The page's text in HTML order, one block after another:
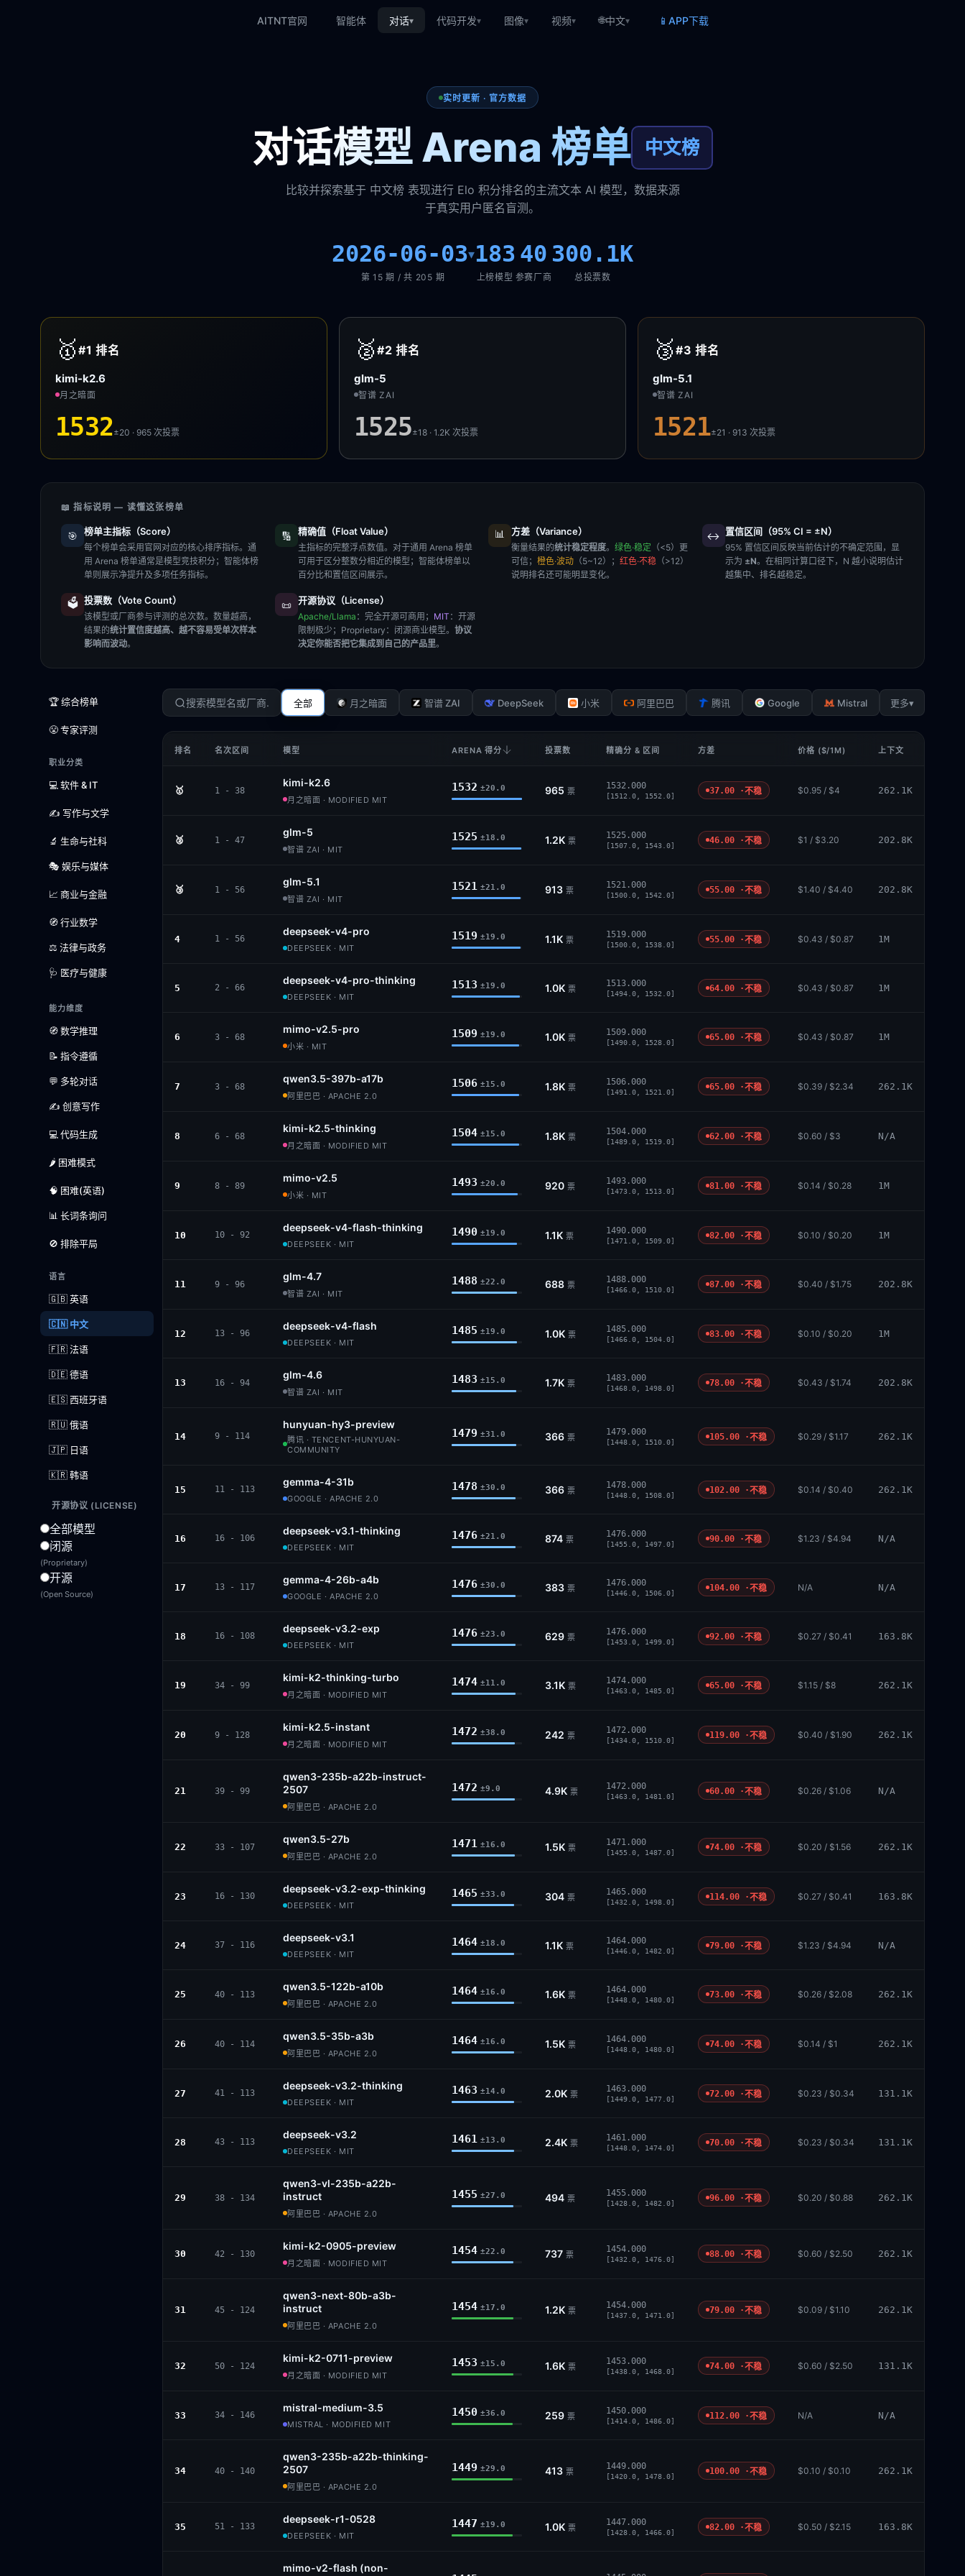
AITNT官网 智能体 对话▾ 代码开发▾ 图像▾ 视频▾ 🌐中文▾ 📱 APP下载
实时更新 · 官方数据
对话模型 Arena 榜单 中文榜
比较并探索基于 中文榜 表现进行 Elo 积分排名的主流文本 AI 模型，数据来源
于真实用户匿名盲测。
2026-06-03▾
第 15 期 / 共 205 期
183
上榜模型
40
参赛厂商
300.1K
总投票数
🥇 #1排名
kimi-k2.6
月之暗面
1532±20 · 965次投票
🥈 #2排名
glm-5
智谱 ZAI
1525±18 · 1.2K次投票
🥉 #3排名
glm-5.1
智谱 ZAI
1521±21 · 913次投票
📖 指标说明 — 读懂这张榜单
🎯 榜单主指标（Score）
每个榜单会采用官网对应的核心排序指标。通
用 Arena 榜单通常是模型竞技积分；智能体榜
单则展示净提升及多项任务指标。
🔢 精确值（Float Value）
主指标的完整浮点数值。对于通用 Arena 榜单
可用于区分整数分相近的模型；智能体榜单以
百分比和置信区间展示。
📊 方差（Variance）
衡量结果的统计稳定程度。 绿色·稳定 （<5）更
可信； 橙色·波动 （5~12）； 红色·不稳 （>12）
说明排名还可能明显变化。
↔️ 置信区间（95% CI = ±N）
95% 置信区间反映当前估计的不确定范围，显
示为 ±N。在相同计算口径下，N 越小说明估计
越集中、排名越稳定。
🗳️ 投票数（Vote Count）
该模型或厂商参与评测的总次数。数量越高，
结果的统计置信度越高、越不容易受单次样本
影响而波动。
📜 开源协议（License）
Apache/Llama ：完全开源可商用； MIT ：开源
限制极少； Proprietary ：闭源商业模型。 协议
决定你能否把它集成到自己的产品里。
🏆 综合榜单
😤 专家评测
职业分类
💻 软件 & IT
✍️ 写作与文学
🔬 生命与社科
🎭 娱乐与媒体
📈 商业与金融
🧭 行业数学
⚖️ 法律与政务
🩺 医疗与健康
能力维度
🧭 数学推理
📝 指令遵循
💬 多轮对话
✍️ 创意写作
💻 代码生成
🌶️ 困难模式
🧠 困难(英语)
📊 长词条询问
🚫 排除平局
语言
🇬🇧 英语
🇨🇳 中文
🇫🇷 法语
🇩🇪 德语
🇪🇸 西班牙语
🇷🇺 俄语
🇯🇵 日语
🇰🇷 韩语
开源协议 (LICENSE)
全部模型
闭源
(Proprietary)
开源
(Open Source)
全部 月之暗面 智谱 ZAI DeepSeek 小米 阿里巴巴 腾讯 Google Mistral 更多▾
排名 名次区间 模型 ARENA 得分 投票数 精确分 & 区间 方差 价格 ($/1M) 上下文
🥇 1 - 38
kimi-k2.6
月之暗面 · MODIFIED MIT
1532 ±20.0 965 票
1532.000
[1512.0, 1552.0]
37.00 ·不稳 $0.95 / $4 262.1K
🥈 1 - 47
glm-5
智谱 ZAI · MIT
1525 ±18.0 1.2K 票
1525.000
[1507.0, 1543.0]
46.00 ·不稳 $1 / $3.20 202.8K
🥉 1 - 56
glm-5.1
智谱 ZAI · MIT
1521 ±21.0 913 票
1521.000
[1500.0, 1542.0]
55.00 ·不稳 $1.40 / $4.40 202.8K
4 1 - 56
deepseek-v4-pro
DEEPSEEK · MIT
1519 ±19.0 1.1K 票
1519.000
[1500.0, 1538.0]
55.00 ·不稳 $0.43 / $0.87 1M
5 2 - 66
deepseek-v4-pro-thinking
DEEPSEEK · MIT
1513 ±19.0 1.0K 票
1513.000
[1494.0, 1532.0]
64.00 ·不稳 $0.43 / $0.87 1M
6 3 - 68
mimo-v2.5-pro
小米 · MIT
1509 ±19.0 1.0K 票
1509.000
[1490.0, 1528.0]
65.00 ·不稳 $0.43 / $0.87 1M
7 3 - 68
qwen3.5-397b-a17b
阿里巴巴 · APACHE 2.0
1506 ±15.0 1.8K 票
1506.000
[1491.0, 1521.0]
65.00 ·不稳 $0.39 / $2.34 262.1K
8 6 - 68
kimi-k2.5-thinking
月之暗面 · MODIFIED MIT
1504 ±15.0 1.8K 票
1504.000
[1489.0, 1519.0]
62.00 ·不稳 $0.60 / $3 N/A
9 8 - 89
mimo-v2.5
小米 · MIT
1493 ±20.0 920 票
1493.000
[1473.0, 1513.0]
81.00 ·不稳 $0.14 / $0.28 1M
10 10 - 92
deepseek-v4-flash-thinking
DEEPSEEK · MIT
1490 ±19.0 1.1K 票
1490.000
[1471.0, 1509.0]
82.00 ·不稳 $0.10 / $0.20 1M
11 9 - 96
glm-4.7
智谱 ZAI · MIT
1488 ±22.0 688 票
1488.000
[1466.0, 1510.0]
87.00 ·不稳 $0.40 / $1.75 202.8K
12 13 - 96
deepseek-v4-flash
DEEPSEEK · MIT
1485 ±19.0 1.0K 票
1485.000
[1466.0, 1504.0]
83.00 ·不稳 $0.10 / $0.20 1M
13 16 - 94
glm-4.6
智谱 ZAI · MIT
1483 ±15.0 1.7K 票
1483.000
[1468.0, 1498.0]
78.00 ·不稳 $0.43 / $1.74 202.8K
14 9 - 114
hunyuan-hy3-preview
腾讯 · TENCENT-HUNYUAN-
COMMUNITY
1479 ±31.0 366 票
1479.000
[1448.0, 1510.0]
105.00 ·不稳 $0.29 / $1.17 262.1K
15 11 - 113
gemma-4-31b
GOOGLE · APACHE 2.0
1478 ±30.0 366 票
1478.000
[1448.0, 1508.0]
102.00 ·不稳 $0.14 / $0.40 262.1K
16 16 - 106
deepseek-v3.1-thinking
DEEPSEEK · MIT
1476 ±21.0 874 票
1476.000
[1455.0, 1497.0]
90.00 ·不稳 $1.23 / $4.94 N/A
17 13 - 117
gemma-4-26b-a4b
GOOGLE · APACHE 2.0
1476 ±30.0 383 票
1476.000
[1446.0, 1506.0]
104.00 ·不稳 N/A N/A
18 16 - 108
deepseek-v3.2-exp
DEEPSEEK · MIT
1476 ±23.0 629 票
1476.000
[1453.0, 1499.0]
92.00 ·不稳 $0.27 / $0.41 163.8K
19 34 - 99
kimi-k2-thinking-turbo
月之暗面 · MODIFIED MIT
1474 ±11.0 3.1K 票
1474.000
[1463.0, 1485.0]
65.00 ·不稳 $1.15 / $8 262.1K
20 9 - 128
kimi-k2.5-instant
月之暗面 · MODIFIED MIT
1472 ±38.0 242 票
1472.000
[1434.0, 1510.0]
119.00 ·不稳 $0.40 / $1.90 262.1K
21 39 - 99
qwen3-235b-a22b-instruct-
2507
阿里巴巴 · APACHE 2.0
1472 ±9.0 4.9K 票
1472.000
[1463.0, 1481.0]
60.00 ·不稳 $0.26 / $1.06 N/A
22 33 - 107
qwen3.5-27b
阿里巴巴 · APACHE 2.0
1471 ±16.0 1.5K 票
1471.000
[1455.0, 1487.0]
74.00 ·不稳 $0.20 / $1.56 262.1K
23 16 - 130
deepseek-v3.2-exp-thinking
DEEPSEEK · MIT
1465 ±33.0 304 票
1465.000
[1432.0, 1498.0]
114.00 ·不稳 $0.27 / $0.41 163.8K
24 37 - 116
deepseek-v3.1
DEEPSEEK · MIT
1464 ±18.0 1.1K 票
1464.000
[1446.0, 1482.0]
79.00 ·不稳 $1.23 / $4.94 N/A
25 40 - 113
qwen3.5-122b-a10b
阿里巴巴 · APACHE 2.0
1464 ±16.0 1.6K 票
1464.000
[1448.0, 1480.0]
73.00 ·不稳 $0.26 / $2.08 262.1K
26 40 - 114
qwen3.5-35b-a3b
阿里巴巴 · APACHE 2.0
1464 ±16.0 1.5K 票
1464.000
[1448.0, 1480.0]
74.00 ·不稳 $0.14 / $1 262.1K
27 41 - 113
deepseek-v3.2-thinking
DEEPSEEK · MIT
1463 ±14.0 2.0K 票
1463.000
[1449.0, 1477.0]
72.00 ·不稳 $0.23 / $0.34 131.1K
28 43 - 113
deepseek-v3.2
DEEPSEEK · MIT
1461 ±13.0 2.4K 票
1461.000
[1448.0, 1474.0]
70.00 ·不稳 $0.23 / $0.34 131.1K
29 38 - 134
qwen3-vl-235b-a22b-
instruct
阿里巴巴 · APACHE 2.0
1455 ±27.0 494 票
1455.000
[1428.0, 1482.0]
96.00 ·不稳 $0.20 / $0.88 262.1K
30 42 - 130
kimi-k2-0905-preview
月之暗面 · MODIFIED MIT
1454 ±22.0 737 票
1454.000
[1432.0, 1476.0]
88.00 ·不稳 $0.60 / $2.50 262.1K
31 45 - 124
qwen3-next-80b-a3b-
instruct
阿里巴巴 · APACHE 2.0
1454 ±17.0 1.2K 票
1454.000
[1437.0, 1471.0]
79.00 ·不稳 $0.09 / $1.10 262.1K
32 50 - 124
kimi-k2-0711-preview
月之暗面 · MODIFIED MIT
1453 ±15.0 1.6K 票
1453.000
[1438.0, 1468.0]
74.00 ·不稳 $0.60 / $2.50 131.1K
33 34 - 146
mistral-medium-3.5
MISTRAL · MODIFIED MIT
1450 ±36.0 259 票
1450.000
[1414.0, 1486.0]
112.00 ·不稳 N/A N/A
34 40 - 140
qwen3-235b-a22b-thinking-
2507
阿里巴巴 · APACHE 2.0
1449 ±29.0 413 票
1449.000
[1420.0, 1478.0]
100.00 ·不稳 $0.10 / $0.10 262.1K
35 51 - 133
deepseek-r1-0528
DEEPSEEK · MIT
1447 ±19.0 1.0K 票
1447.000
[1428.0, 1466.0]
82.00 ·不稳 $0.50 / $2.15 163.8K
mimo-v2-flash (non-